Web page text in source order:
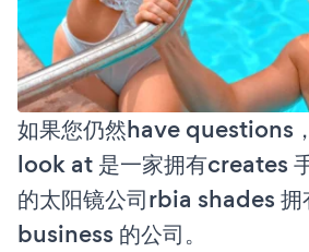
如果您仍然have questions
look at 是一家拥有creates
的太阳镜公司rbia shades
business 的公司。